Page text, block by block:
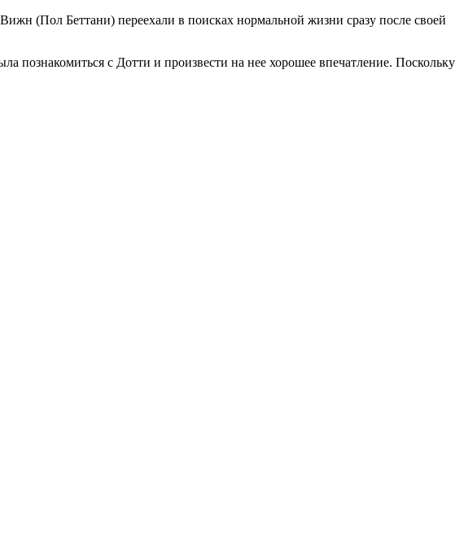
(Пол Беттани) переехали в поисках нормальной жизни сразу после своей
познакомиться с Дотти и произвести на нее хорошее впечатление. Поскольку